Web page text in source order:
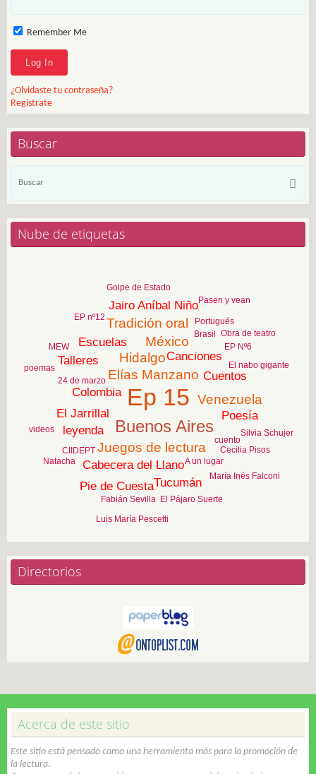
Remember Me
¿Olvidaste tu contraseña?
Registrate
Buscar
Nube de etiquetas
Ep 15
Buenos Aires
Elías Manzano
Hidalgo
Juegos de lectura
México
Tradición oral
Venezuela
Cabecera del Llano
Canciones
Colombia
Cuentos
El Jarrillal
Escuelas
Jairo Aníbal Niño
leyenda
Pie de Cuesta
Poesía
Talleres
Tucumán
24 de marzo
A un lugar
Brasil
Cecilia Pisos
CIIDEPT
cuento
El nabo gigante
El Pájaro Suerte
EP nº12
EP Nº6
Fabián Sevilla
Golpe de Estado
Luis María Pescetti
María Inés Falconi
MEW
Natacha
Obra de teatro
Pasen y vean
poemas
Portugués
Silvia Schujer
videos
Directorios
Acerca de este sitio
Este sitio está pensado como una herramienta más para la promoción de
la lectura.